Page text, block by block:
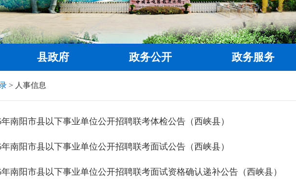
县政府 政务公开 政务服务
> 人事信息
年南阳市县以下事业单位公开招聘联考体检公告（西峡县）
年南阳市县以下事业单位公开招聘联考面试公告（西峡县）
年南阳市县以下事业单位公开招聘联考面试资格确认递补公告（西峡县）